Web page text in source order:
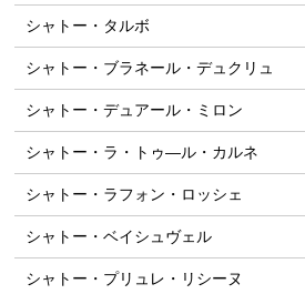
シャトー・タルボ
シャトー・ブラネール・デュクリュ
シャトー・デュアール・ミロン
シャトー・ラ・トゥ―ル・カルネ
シャトー・ラフォン・ロッシェ
シャトー・ベイシュヴェル
シャトー・プリュレ・リシーヌ